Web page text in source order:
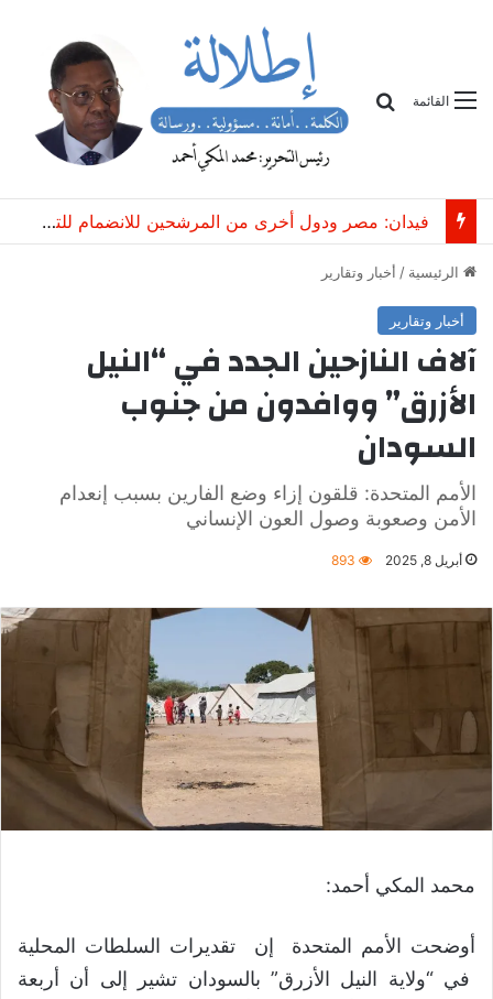
القائمة
فيدان: مصر ودول أخرى من المرشحين للانضمام للتحالف التركي السعودي الباكستاني
الرئيسية / أخبار وتقارير
أخبار وتقارير
آلاف النازحين الجدد في “النيل
الأزرق” ووافدون من جنوب
السودان
الأمم المتحدة: قلقون إزاء وضع الفارين بسبب إنعدام
الأمن وصعوبة وصول العون الإنساني
أبريل 8, 2025 893
محمد المكي أحمد:
أوضحت الأمم المتحدة إن تقديرات السلطات المحلية
في “ولاية النيل الأزرق” بالسودان تشير إلى أن أربعة